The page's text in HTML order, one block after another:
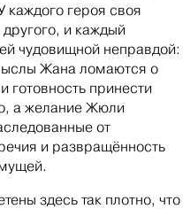
каждого героя своя
и каждый
чудовищной неправдой:
Жана ломаются о
готовность принести
а желание Жюли
от
и развращённость
здесь так плотно, что